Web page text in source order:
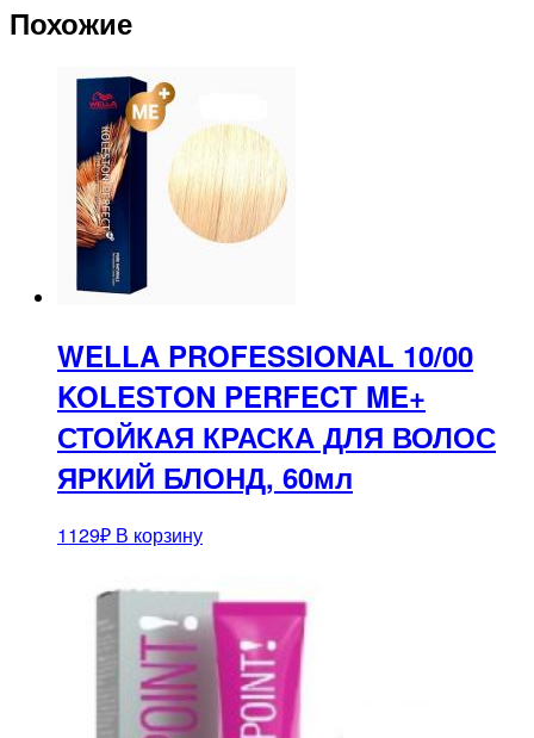
Похожие
WELLA PROFESSIONAL 10/00
KOLESTON PERFECT ME+
СТОЙКАЯ КРАСКА ДЛЯ ВОЛОС
ЯРКИЙ БЛОНД, 60мл
1129₽ В корзину